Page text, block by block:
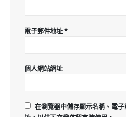
電子郵件地址*
個人網站網址
在瀏覽器中儲存顯示名稱、電